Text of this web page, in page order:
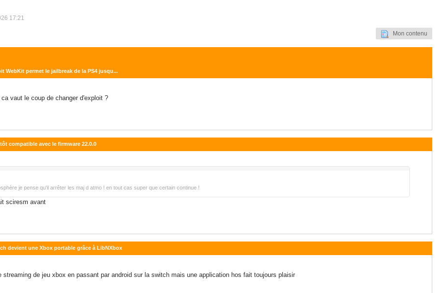
17:21
Mon contenu
WebKit permet le jailbreak de la PS4 jusqu...
vaut le coup de changer d'exploit ?
compatible avec le firmware 22.0.0
je pense qu'il arrêter les maj d atmo ! en tout cas super que certain continue !
sciresm avant
devient une Xbox portable grâce à LibNXbox
streaming de jeu xbox en passant par android sur la switch mais une application hos fait toujours plaisir